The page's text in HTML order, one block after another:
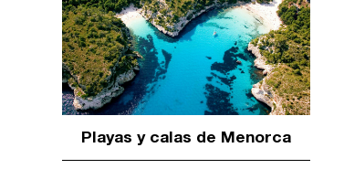
Playas y calas de Menorca